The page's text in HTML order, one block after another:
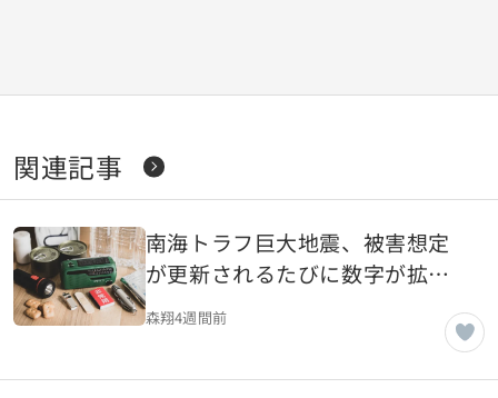
関連記事
南海トラフ巨大地震、被害想定
が更新されるたびに数字が拡大
するのはなぜなのか
森翔4週間前